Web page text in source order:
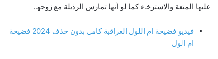
عليها المتعة والاسترخاء كما لو أنها تمارس الرذيلة مع زوجها.
فيديو فضيحة ام اللول العراقية كامل بدون حذف 2024 فضيحة
ام الول